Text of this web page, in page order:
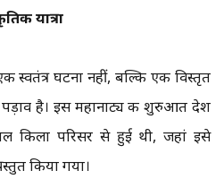
यात्रा
स्वतंत्र घटना नहीं, बल्कि एक विस्तृत
पड़ाव है। इस महानाट्य की शुरुआत देश
किला परिसर से हुई थी, जहां इसे
किया गया।